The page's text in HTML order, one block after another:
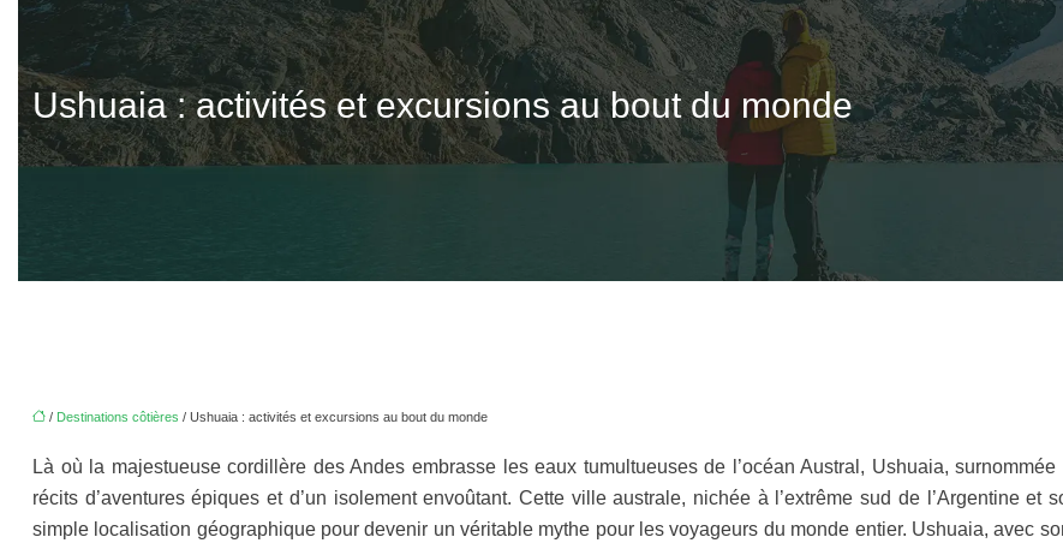
Ushuaia : activités et excursions au bout du monde
/ Destinations côtières / Ushuaia : activités et excursions au bout du monde
Là où la majestueuse cordillère des Andes embrasse les eaux tumultueuses de l’océan Austral, Ushuaia,
récits d’aventures épiques et d’un isolement envoûtant. Cette ville australe, nichée à l’extrême sud de l’Argentine
simple localisation géographique pour devenir un véritable mythe pour les voyageurs du monde entier. Ushuaia, avec